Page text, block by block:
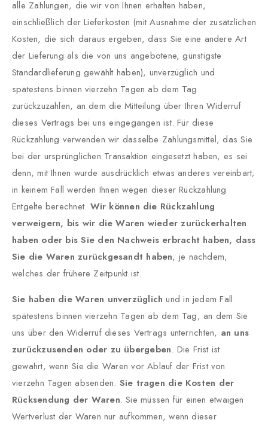
alle Zahlungen, die wir von Ihnen erhalten haben,
einschließlich der Lieferkosten (mit Ausnahme der zusätzlichen
Kosten, die sich daraus ergeben, dass Sie eine andere Art
der Lieferung als die von uns angebotene, günstigste
Standardlieferung gewählt haben), unverzüglich und
spätestens binnen vierzehn Tagen ab dem Tag
zurückzuzahlen, an dem die Mitteilung über Ihren Widerruf
dieses Vertrags bei uns eingegangen ist. Für diese
Rückzahlung verwenden wir dasselbe Zahlungsmittel, das Sie
bei der ursprünglichen Transaktion eingesetzt haben, es sei
denn, mit Ihnen wurde ausdrücklich etwas anderes vereinbart;
in keinem Fall werden Ihnen wegen dieser Rückzahlung
Entgelte berechnet. Wir können die Rückzahlung
verweigern, bis wir die Waren wieder zurückerhalten
haben oder bis Sie den Nachweis erbracht haben, dass
Sie die Waren zurückgesandt haben, je nachdem,
welches der frühere Zeitpunkt ist.
Sie haben die Waren unverzüglich und in jedem Fall
spätestens binnen vierzehn Tagen ab dem Tag, an dem Sie
uns über den Widerruf dieses Vertrags unterrichten, an uns
zurückzusenden oder zu übergeben. Die Frist ist
gewahrt, wenn Sie die Waren vor Ablauf der Frist von
vierzehn Tagen absenden. Sie tragen die Kosten der
Rücksendung der Waren. Sie müssen für einen etwaigen
Wertverlust der Waren nur aufkommen, wenn dieser